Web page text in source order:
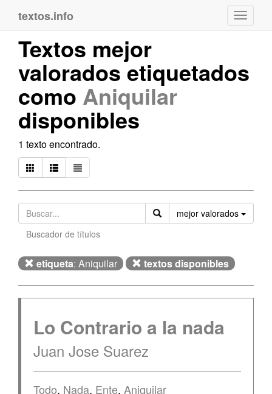
textos.info
Textos mejor
valorados etiquetados
como Aniquilar
disponibles
1 texto encontrado.
mejor valorados
Buscador de títulos
etiqueta: Aniquilar textos disponibles
Lo Contrario a la nada
Juan Jose Suarez
Todo, Nada, Ente, Aniquilar